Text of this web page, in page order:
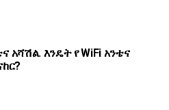
አሻሽል. እንዴት የ WiFi አንቴና